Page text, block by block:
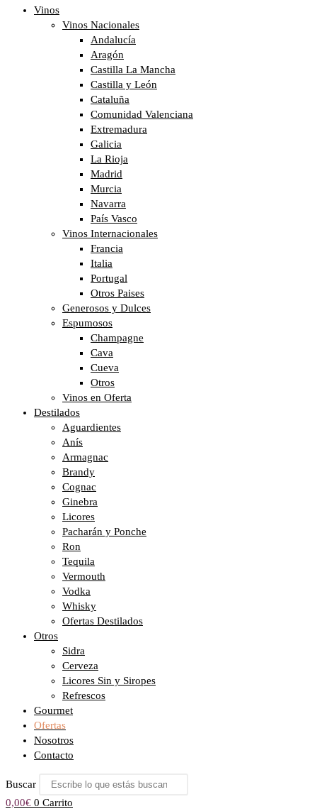
Vinos
Vinos Nacionales
Andalucía
Aragón
Castilla La Mancha
Castilla y León
Cataluña
Comunidad Valenciana
Extremadura
Galicia
La Rioja
Madrid
Murcia
Navarra
País Vasco
Vinos Internacionales
Francia
Italia
Portugal
Otros Paises
Generosos y Dulces
Espumosos
Champagne
Cava
Cueva
Otros
Vinos en Oferta
Destilados
Aguardientes
Anís
Armagnac
Brandy
Cognac
Ginebra
Licores
Pacharán y Ponche
Ron
Tequila
Vermouth
Vodka
Whisky
Ofertas Destilados
Otros
Sidra
Cerveza
Licores Sin y Siropes
Refrescos
Gourmet
Ofertas
Nosotros
Contacto
Buscar
0,00€ 0 Carrito